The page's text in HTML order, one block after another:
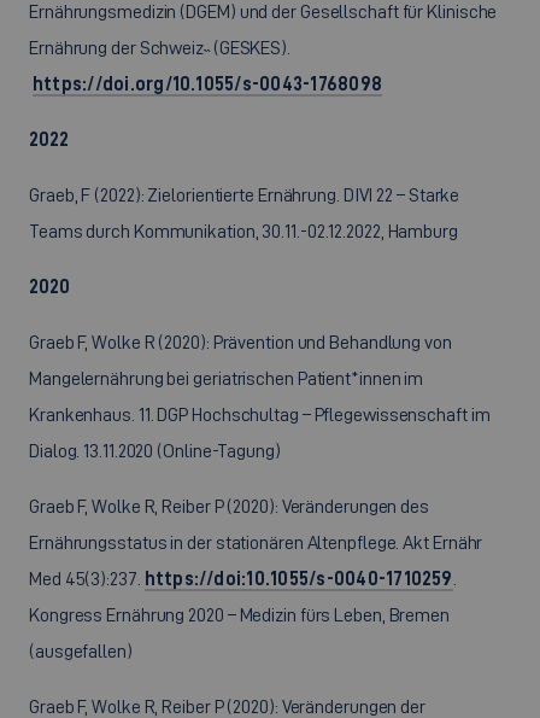
Ernährungsmedizin (DGEM) und der Gesellschaft für Klinische
Ernährung der Schweiz˵ (GESKES).
https://doi.org/10.1055/s-0043-1768098
2022
Graeb, F (2022): Zielorientierte Ernährung. DIVI 22 – Starke
Teams durch Kommunikation, 30.11.-02.12.2022, Hamburg
2020
Graeb F, Wolke R (2020): Prävention und Behandlung von
Mangelernährung bei geriatrischen Patient*innen im
Krankenhaus. 11. DGP Hochschultag – Pflegewissenschaft im
Dialog. 13.11.2020 (Online-Tagung)
Graeb F, Wolke R, Reiber P (2020): Veränderungen des
Ernährungsstatus in der stationären Altenpflege. Akt Ernähr
Med 45(3):237. https://doi:10.1055/s-0040-1710259
Kongress Ernährung 2020 – Medizin fürs Leben, Bremen
(ausgefallen)
Graeb F, Wolke R, Reiber P (2020): Veränderungen der